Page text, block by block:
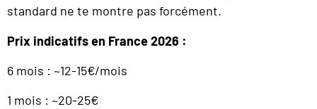
standard ne te montre pas forcément.
Prix indicatifs en France 2026 :
6 mois : ~12-15€/mois
1 mois : ~20-25€